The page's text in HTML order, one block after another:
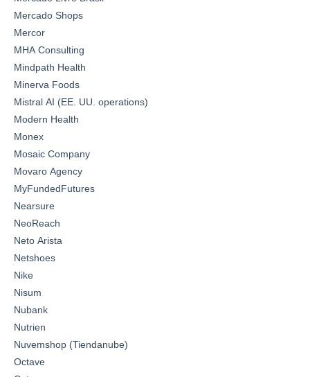
Mercado Shops
Mercor
MHA Consulting
Mindpath Health
Minerva Foods
Mistral AI (EE. UU. operations)
Modern Health
Monex
Mosaic Company
Movaro Agency
MyFundedFutures
Nearsure
NeoReach
Neto Arista
Netshoes
Nike
Nisum
Nubank
Nutrien
Nuvemshop (Tiendanube)
Octave